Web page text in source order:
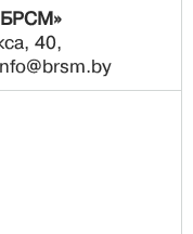
40,